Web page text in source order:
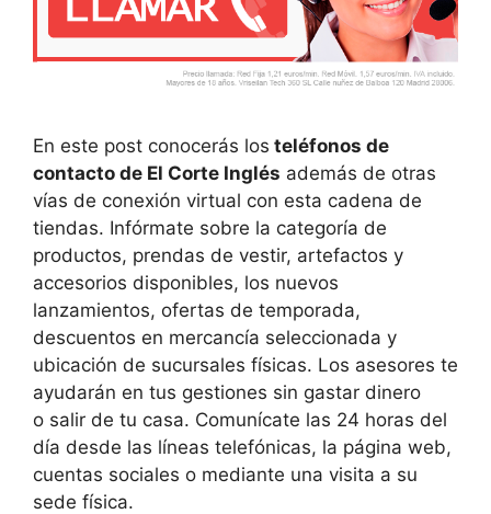
En este post conocerás los teléfonos de
contacto de El Corte Inglés además de otras
vías de conexión virtual con esta cadena de
tiendas. Infórmate sobre la categoría de
productos, prendas de vestir, artefactos y
accesorios disponibles, los nuevos
lanzamientos, ofertas de temporada,
descuentos en mercancía seleccionada y
ubicación de sucursales físicas. Los asesores te
ayudarán en tus gestiones sin gastar dinero
o salir de tu casa. Comunícate las 24 horas del
día desde las líneas telefónicas, la página web,
cuentas sociales o mediante una visita a su
sede física.